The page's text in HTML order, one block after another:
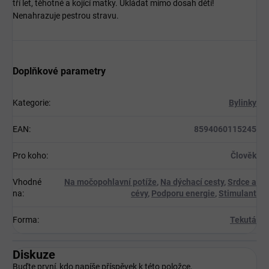
tří let, těhotné a kojící matky. Ukládat mimo dosah dětí!
Nenahrazuje pestrou stravu.
Doplňkové parametry
Kategorie: Bylinky
EAN: 8594060115245
Pro koho: Člověk
Vhodné
na:
Na močopohlavní potíže, Na dýchací cesty, Srdce a
cévy, Podporu energie, Stimulant
Forma: Tekutá
Diskuze
Buďte první, kdo napíše příspěvek k této položce.